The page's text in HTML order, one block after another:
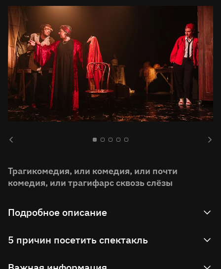
Трагикомедия, или комедия, или почти
комедия, или трагифарс сквозь слёзы
Подробное описание
Главный герой Митрофанушка Простаков,
переживающий трудное время, – распад семьи,
5 причин посетить спектакль
Убедиться, что текст из XVIII века может